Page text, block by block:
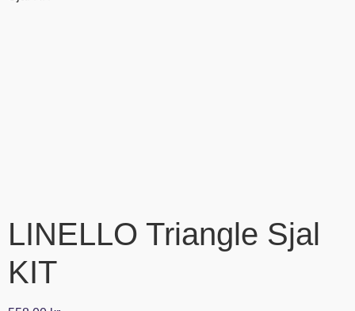
LINELLO Triangle Sjal
KIT